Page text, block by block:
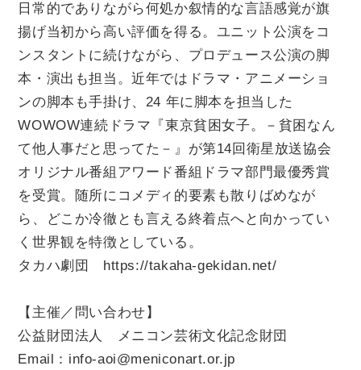
日常的でありながら何処か叙情的な言語感覚が旗
揚げ当初から高い評価を得る。ユニット公演をコ
ンスタントに続けながら、プロデュース公演の脚
本・演出も担当。近年ではドラマ・アニメーショ
ンの脚本も手掛け、24 年に脚本を担当した
WOWOW連続ドラマ『東京貧困女子。－貧困なん
て他人事だと思ってた－』が第14回衛星放送協会
オリジナル番組アワード番組ドラマ部門最優秀賞
を受賞。随所にコメディ的要素も散りばめなが
ら、どこか冷徹とも言える終着点へと向かってい
く世界観を特徴としている。
タカハ劇団
https://takaha-gekidan.net/
【主催／問い合わせ】
公益財団法人 メニコン芸術文化記念財団
Email：info-aoi@meniconart.or.jp